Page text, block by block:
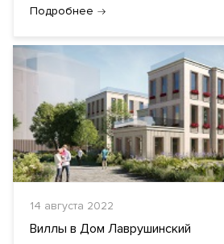
Подробнее
14 августа 2022
Виллы в Дом Лаврушинский